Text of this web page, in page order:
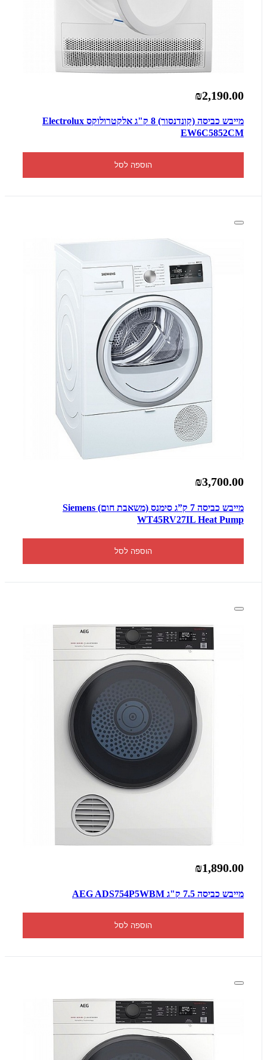
₪2,190.00
מייבש כביסה (קונדנסור) 8 ק"ג אלקטרולוקס Electrolux
EW6C5852CM
הוספה לסל
₪3,700.00
מייבש כביסה 7 ק”ג סימנס (משאבת חום) Siemens
WT45RV27IL Heat Pump
הוספה לסל
₪1,890.00
מייבש כביסה 7.5 ‏ק"ג AEG ADS754P5WBM
הוספה לסל